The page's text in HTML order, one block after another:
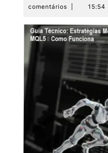
de
comentários
15:54